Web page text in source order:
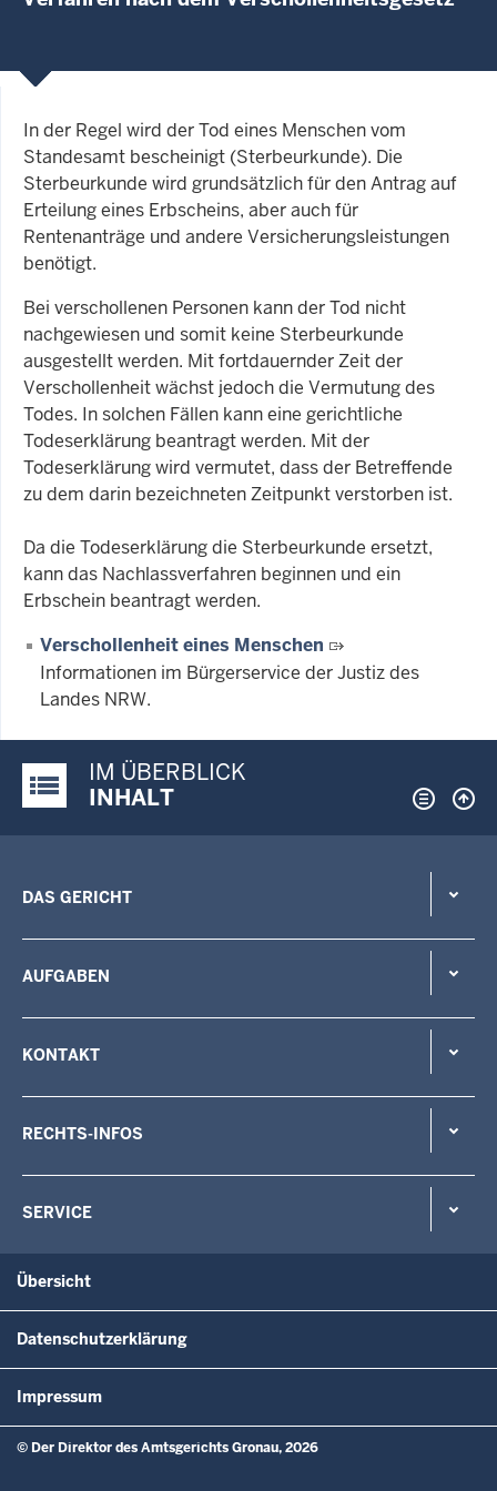
In der Regel wird der Tod eines Menschen vom
Standesamt bescheinigt (Sterbeurkunde). Die
Sterbeurkunde wird grundsätzlich für den Antrag auf
Erteilung eines Erbscheins, aber auch für
Rentenanträge und andere Versicherungsleistungen
benötigt.
Bei verschollenen Personen kann der Tod nicht
nachgewiesen und somit keine Sterbeurkunde
ausgestellt werden. Mit fortdauernder Zeit der
Verschollenheit wächst jedoch die Vermutung des
Todes. In solchen Fällen kann eine gerichtliche
Todeserklärung beantragt werden. Mit der
Todeserklärung wird vermutet, dass der Betreffende
zu dem darin bezeichneten Zeitpunkt verstorben ist.
Da die Todeserklärung die Sterbeurkunde ersetzt,
kann das Nachlassverfahren beginnen und ein
Erbschein beantragt werden.
Verschollenheit eines Menschen
Informationen im Bürgerservice der Justiz des
Landes NRW.
Justiz-Portal im Überblick:
IM ÜBERBLICK
INHALT
DAS GERICHT
AUFGABEN
KONTAKT
RECHTS-INFOS
SERVICE
Übersicht
Datenschutzerklärung
Impressum
© Der Direktor des Amtsgerichts Gronau, 2026